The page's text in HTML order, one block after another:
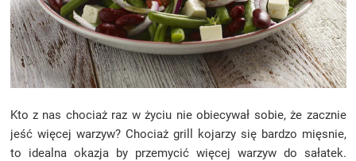
Kto z nas chociaż raz w życiu nie obiecywał sobie, że zacznie
jeść więcej warzyw? Chociaż grill kojarzy się bardzo mięsnie,
to idealna okazja by przemycić więcej warzyw do sałatek.